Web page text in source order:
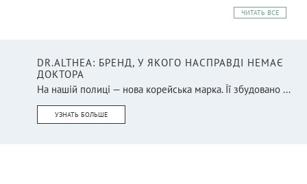
ЧИТАТЬ ВСЕ
DR.ALTHEA: БРЕНД, У ЯКОГО НАСПРАВДІ НЕМАЄ
ДОКТОРА
На нашій полиці — нова корейська марка. Її збудовано ...
УЗНАТЬ БОЛЬШЕ